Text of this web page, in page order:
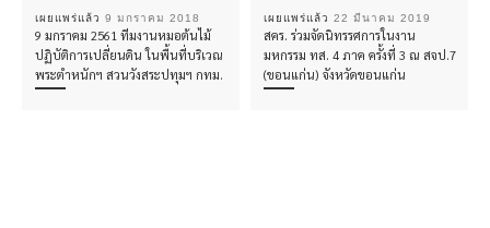
เผยแพร่แล้ว 9 มกราคม 2018
9 มกราคม 2561 ทีมงานหมอต้นไม้
ปฏิบัติการเปลี่ยนดิน ในพื้นที่บริเวณ
พระตำหนักฯ สวนวังสระปทุมฯ กทม.
เผยแพร่แล้ว 22 มีนาคม 2019
สคร. ร่วมจัดนิทรรศการในงาน
มหกรรม ทส. 4 ภาค ครั้งที่ 3 ณ สจป.7
(ขอนแก่น) จังหวัดขอนแก่น